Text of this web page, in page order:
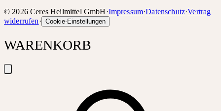
© 2026 Ceres Heilmittel GmbH·Impressum·Datenschutz·Vertrag
widerrufen· Cookie-Einstellungen
WARENKORB